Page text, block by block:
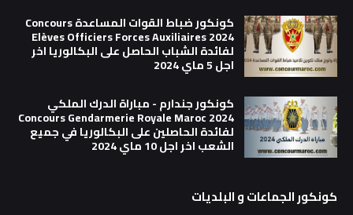
كونكور ضباط القوات المساعدة Concours
Elèves Officiers Forces Auxiliaires 2024
لفائدة الشباب الحاصل على البكالوريا اخر
اجل 5 ماي 2024
كونكور جندارم - مباراة الدرك الملكي
Concours Gendarmerie Royale Maroc 2024
لفائدة الحاصلين على البكالوريا في جميع
الشعب اخر اجل 10 ماي 2024
كونكور الجماعات و البلديات